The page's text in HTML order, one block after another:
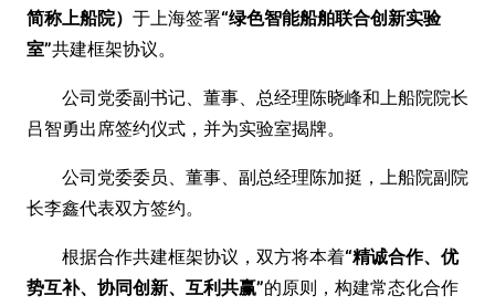
简称上船院） 于上海签署“绿色智能船舶联合创新实验
室”共建框架协议。
公司党委副书记、董事、总经理陈晓峰和上船院院长
吕智勇出席签约仪式，并为实验室揭牌。
公司党委委员、董事、副总经理陈加挺，上船院副院
长李鑫代表双方签约。
根据合作共建框架协议，双方将本着“精诚合作、优
势互补、协同创新、互利共赢”的原则，构建常态化合作